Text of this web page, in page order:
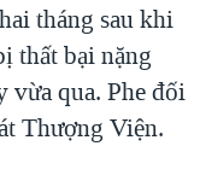
tháng sau khi
thất bại nặng
vừa qua. Phe đối
Thượng Viện.